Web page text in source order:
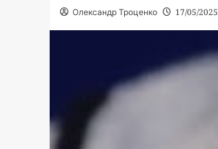
Олександр Троценко 17/05/2025